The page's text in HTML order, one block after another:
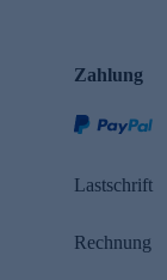
Zahlung
Lastschrift
Rechnung